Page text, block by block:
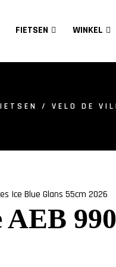
FIETSEN WINKEL
/ VELO DE
AEB